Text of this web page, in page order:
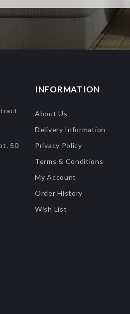
50
INFORMATION
About Us
Delivery Information
Privacy Policy
Terms & Conditions
My Account
Order History
Wish List